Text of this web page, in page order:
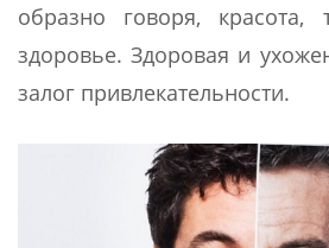
образно говоря,
здоровье. Здоровая и
залог привлекательности.